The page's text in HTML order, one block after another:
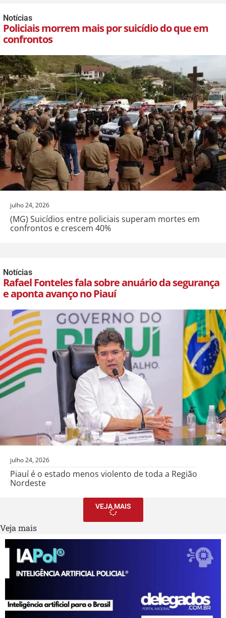
Notícias
Policiais morrem mais por suicídio do que em
confrontos
julho 24, 2026
(MG) Suicídios entre policiais superam mortes em
confrontos e crescem 40%
Notícias
Rafael Fonteles fala sobre anuário da segurança
e aponta avanço no Piauí
julho 24, 2026
Piauí é o estado menos violento de toda a Região
Nordeste
VEJA MAIS
Veja mais